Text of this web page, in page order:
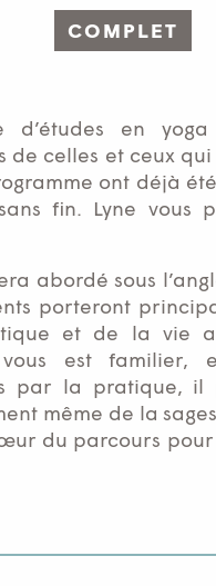
COMPLET
d’études en
de celles et ceux
ont déjà
fin. Lyne
abordé sous
porteront
et de la vie
vous est
par la pratique,
même de la
du parcours